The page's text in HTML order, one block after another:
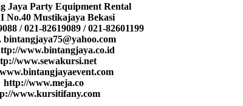
Jaya Party Equipment Rental
No.40 Mustikajaya Bekasi
/ 021-82619089 / 021-82601199
bintangjaya75@yahoo.com
www.bintangjaya.co.id
www.sewakursi.net
http://www.meja.co
www.kursitifany.com